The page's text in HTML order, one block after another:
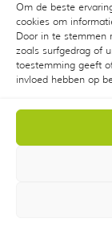
Om de beste
cookies om
Door in te stemmen
zoals surfgedrag of
toestemming geeft
invloed hebben op
Wij vinden de
12 april 2021 / 0